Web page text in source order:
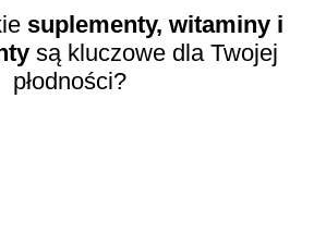
suplementy, witaminy i
są kluczowe dla Twojej
płodności?